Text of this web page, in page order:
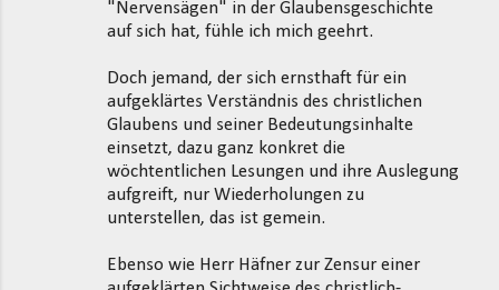
"Nervensägen" in der Glaubensgeschichte
auf sich hat, fühle ich mich geehrt.
Doch jemand, der sich ernsthaft für ein
aufgeklärtes Verständnis des christlichen
Glaubens und seiner Bedeutungsinhalte
einsetzt, dazu ganz konkret die
wöchtentlichen Lesungen und ihre Auslegung
aufgreift, nur Wiederholungen zu
unterstellen, das ist gemein.
Ebenso wie Herr Häfner zur Zensur einer